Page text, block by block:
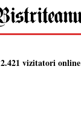
2.421 vizitatori online